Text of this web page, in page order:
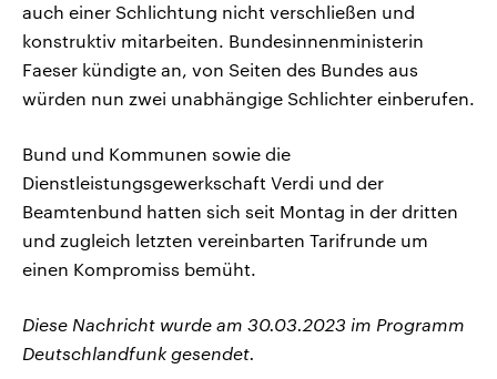
auch einer Schlichtung nicht verschließen und
konstruktiv mitarbeiten. Bundesinnenministerin
Faeser kündigte an, von Seiten des Bundes aus
würden nun zwei unabhängige Schlichter einberufen.
Bund und Kommunen sowie die
Dienstleistungsgewerkschaft Verdi und der
Beamtenbund hatten sich seit Montag in der dritten
und zugleich letzten vereinbarten Tarifrunde um
einen Kompromiss bemüht.
Diese Nachricht wurde am 30.03.2023 im Programm
Deutschlandfunk gesendet.